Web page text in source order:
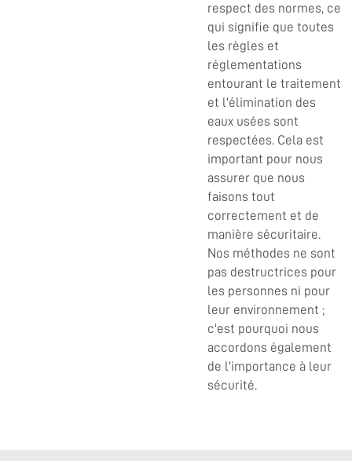
respect des normes, ce
qui signifie que toutes
les règles et
réglementations
entourant le traitement
et l'élimination des
eaux usées sont
respectées. Cela est
important pour nous
assurer que nous
faisons tout
correctement et de
manière sécuritaire.
Nos méthodes ne sont
pas destructrices pour
les personnes ni pour
leur environnement ;
c'est pourquoi nous
accordons également
de l'importance à leur
sécurité.